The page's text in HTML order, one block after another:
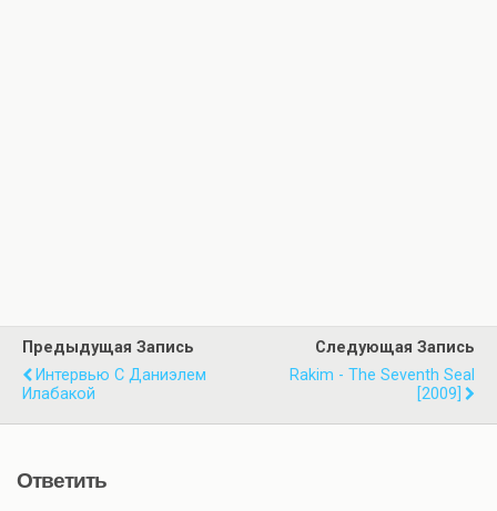
Предыдущая Запись
Интервью С Даниэлем
Илабакой
Следующая Запись
Rakim - The Seventh Seal
[2009]
Ответить